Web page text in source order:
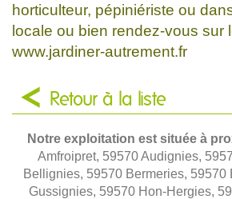
horticulteur, pépiniériste ou
locale ou bien rendez-vous sur
www.jardiner-autrement.fr
Retour à la liste
Notre exploitation est située à
Amfroipret, 59570 Audignies,
Bellignies, 59570 Bermeries, 59570
Gussignies, 59570 Hon-Hergies,